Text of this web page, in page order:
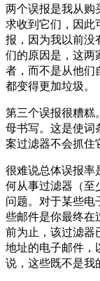
两个误报是我从购
求收到它们，因此
报，因为我以前没
们的原因是，这两
者，而不是从他们
都变得更加垃圾。
第三个误报很糟糕
母书写。这是使词
案过滤器不会抓住
很难说总体误报率
何从事过滤器（至
问题。对于某些电
些邮件是你最终在
前为止，该过滤器
地址的电子邮件，
说，这些既不是我